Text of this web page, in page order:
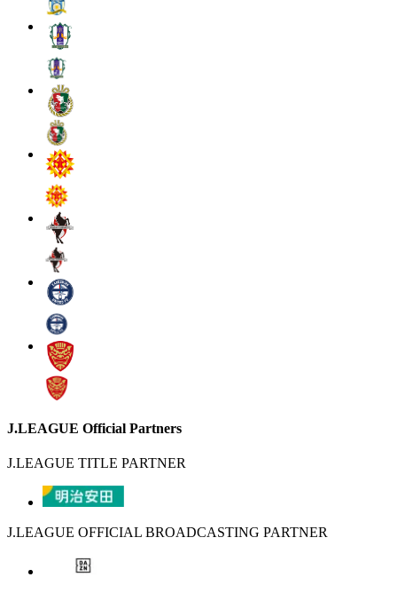
J.LEAGUE Official Partners
J.LEAGUE TITLE PARTNER
J.LEAGUE OFFICIAL BROADCASTING PARTNER